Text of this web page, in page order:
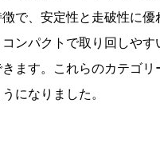
で、安定性と走破性に
ンパクトで取り回しや
ます。これらのカテゴ
になりました。